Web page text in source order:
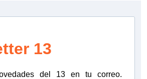
13
del 13 en tu correo.